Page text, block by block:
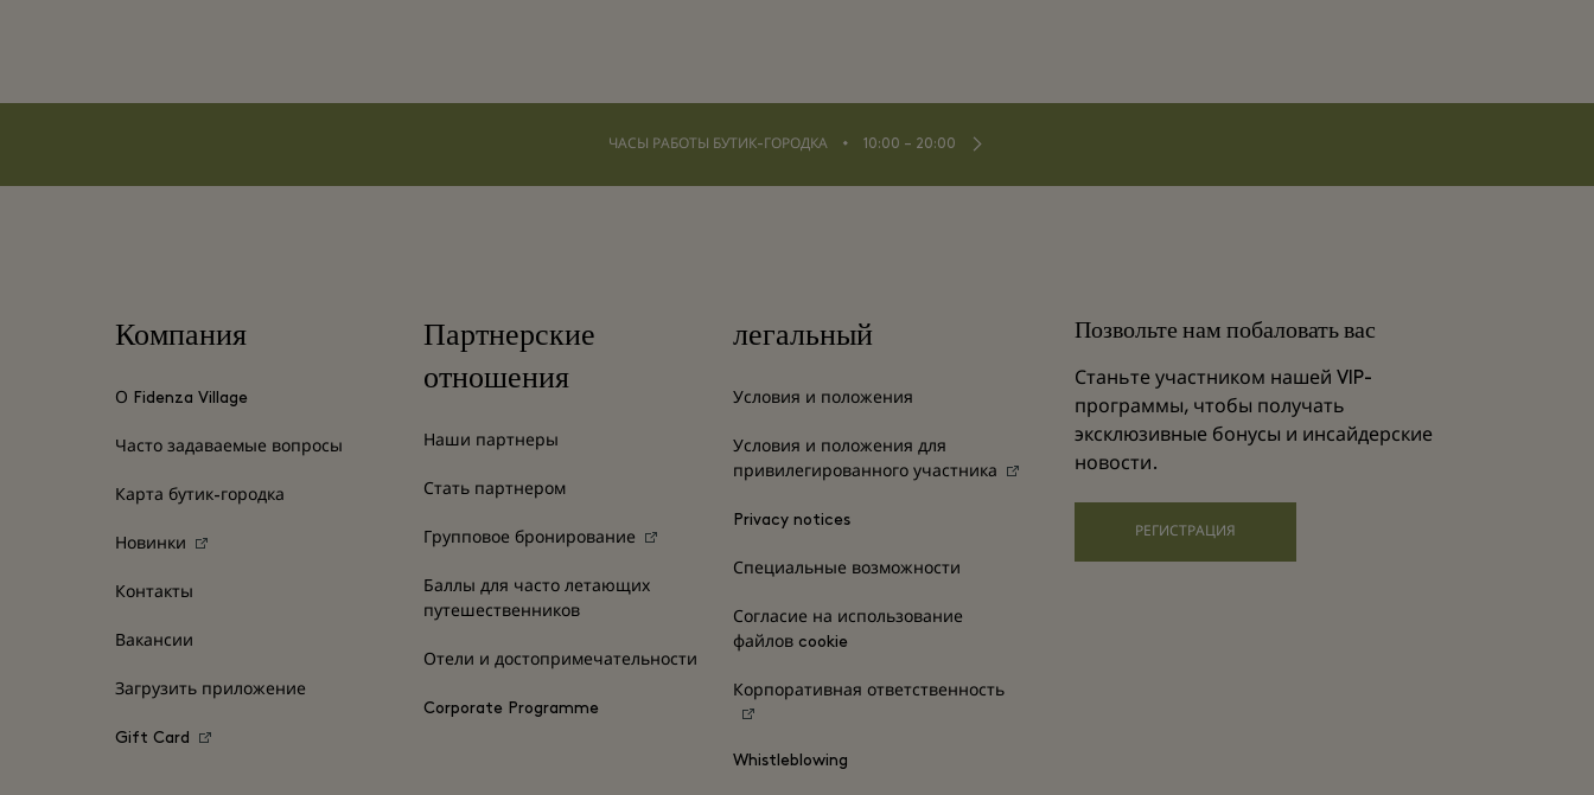
ЧАСЫ РАБОТЫ БУТИК-ГОРОДКА ⬩ 10:00 – 20:00
Компания
О Fidenza Village
Часто задаваемые вопросы
Карта бутик-городка
Новинки
Контакты
Вакансии
Загрузить приложение
Gift Card
Партнерские
отношения
Наши партнеры
Стать партнером
Групповое бронирование
Баллы для часто летающих
путешественников
Отели и достопримечательности
Corporate Programme
легальный
Условия и положения
Условия и положения для
привилегированного участника
Privacy notices
Специальные возможности
Согласие на использование
файлов cookie
Корпоративная ответственность
Whistleblowing
Позвольте нам побаловать вас
Станьте участником нашей VIP-
программы, чтобы получать
эксклюзивные бонусы и инсайдерские
новости.
РЕГИСТРАЦИЯ